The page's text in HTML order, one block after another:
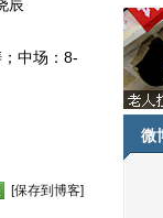
辰
中场：8-
[保存到博客]
微